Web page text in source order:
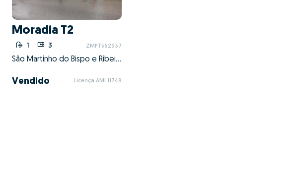
Moradia T2
1 3 ZMPT562937
São Martinho do Bispo e Ribeira de Frades, Coimbra, Coimbra
Vendido Licença AMI 11748